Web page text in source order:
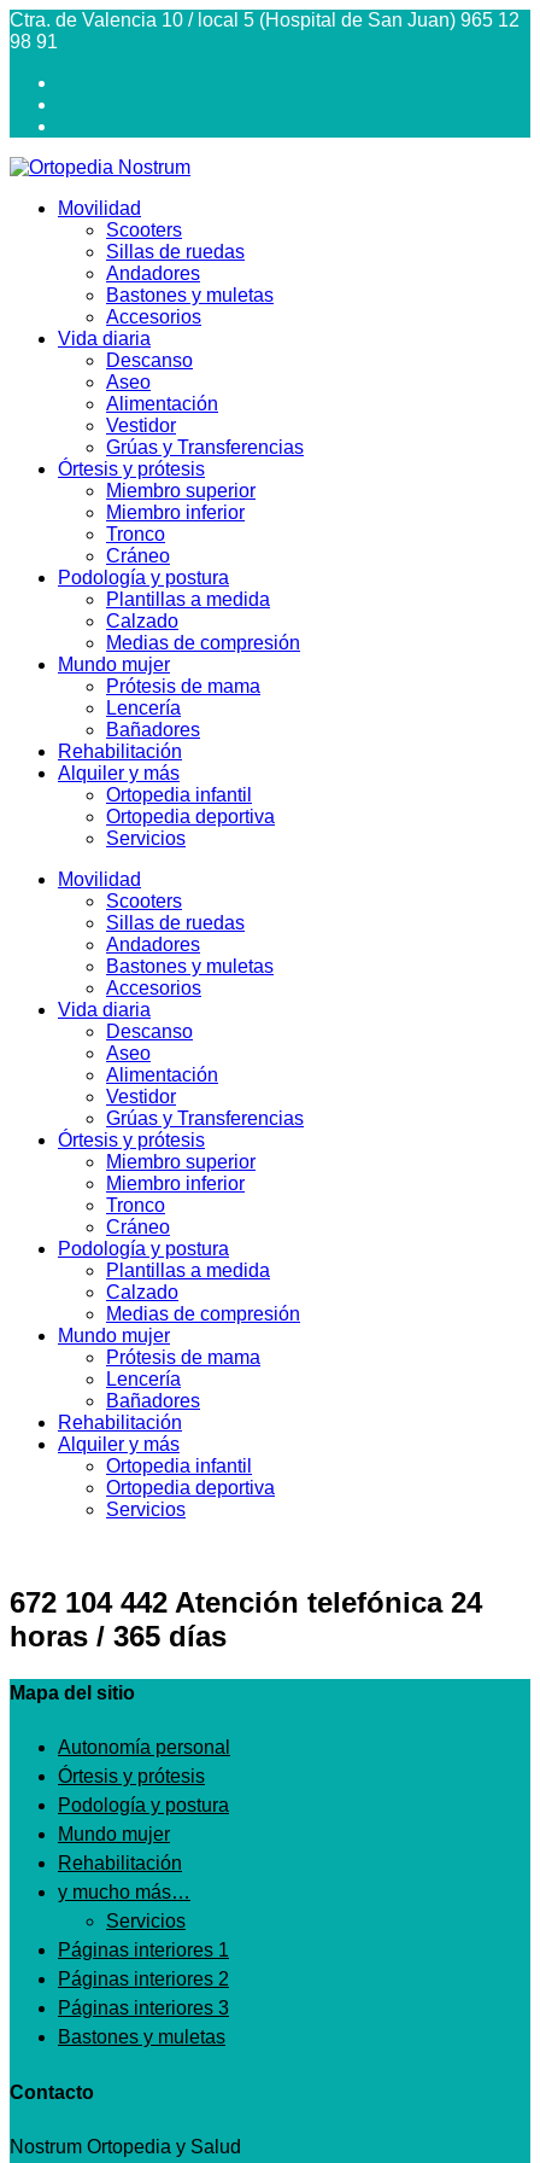
Ctra. de Valencia 10 / local 5 (Hospital de San Juan) 965 12
98 91
Movilidad
Scooters
Sillas de ruedas
Andadores
Bastones y muletas
Accesorios
Vida diaria
Descanso
Aseo
Alimentación
Vestidor
Grúas y Transferencias
Órtesis y prótesis
Miembro superior
Miembro inferior
Tronco
Cráneo
Podología y postura
Plantillas a medida
Calzado
Medias de compresión
Mundo mujer
Prótesis de mama
Lencería
Bañadores
Rehabilitación
Alquiler y más
Ortopedia infantil
Ortopedia deportiva
Servicios
Movilidad
Scooters
Sillas de ruedas
Andadores
Bastones y muletas
Accesorios
Vida diaria
Descanso
Aseo
Alimentación
Vestidor
Grúas y Transferencias
Órtesis y prótesis
Miembro superior
Miembro inferior
Tronco
Cráneo
Podología y postura
Plantillas a medida
Calzado
Medias de compresión
Mundo mujer
Prótesis de mama
Lencería
Bañadores
Rehabilitación
Alquiler y más
Ortopedia infantil
Ortopedia deportiva
Servicios
672 104 442 Atención telefónica 24
horas / 365 días
Mapa del sitio
Autonomía personal
Órtesis y prótesis
Podología y postura
Mundo mujer
Rehabilitación
y mucho más…
Servicios
Páginas interiores 1
Páginas interiores 2
Páginas interiores 3
Bastones y muletas
Contacto
Nostrum Ortopedia y Salud